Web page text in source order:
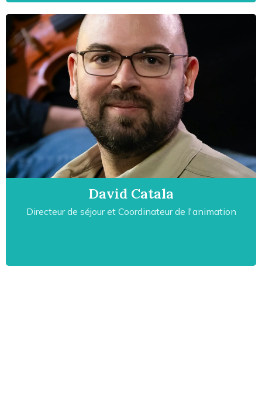
coordinateur de l'animation
David Catala
Directeur de séjour et Coordinateur de l'animation